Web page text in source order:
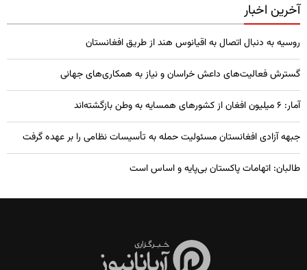
آخرین اخبار
روسیه به دنبال اتصال به اقیانوس هند از طریق افغانستان
گسترش فعالیت‌های داعش خراسان و نیاز به همکاری‌های جهانی
آمار: ۶ میلیون افغان از کشورهای همسایه به وطن بازگشته‌اند
جبهه آزادی افغانستان مسئولیت حمله به تأسیسات نظامی را بر عهده گرفت
طالبان: اتهامات پاکستان بی‌پایه و اساس است